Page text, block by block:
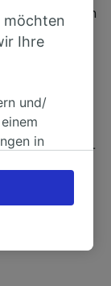
jedes Dorf in
, das Sie
die vier
beimWalk of
Hollywood
sind mit QR-
zur
Für
guter
in die
möchten
Ihre
und/
in